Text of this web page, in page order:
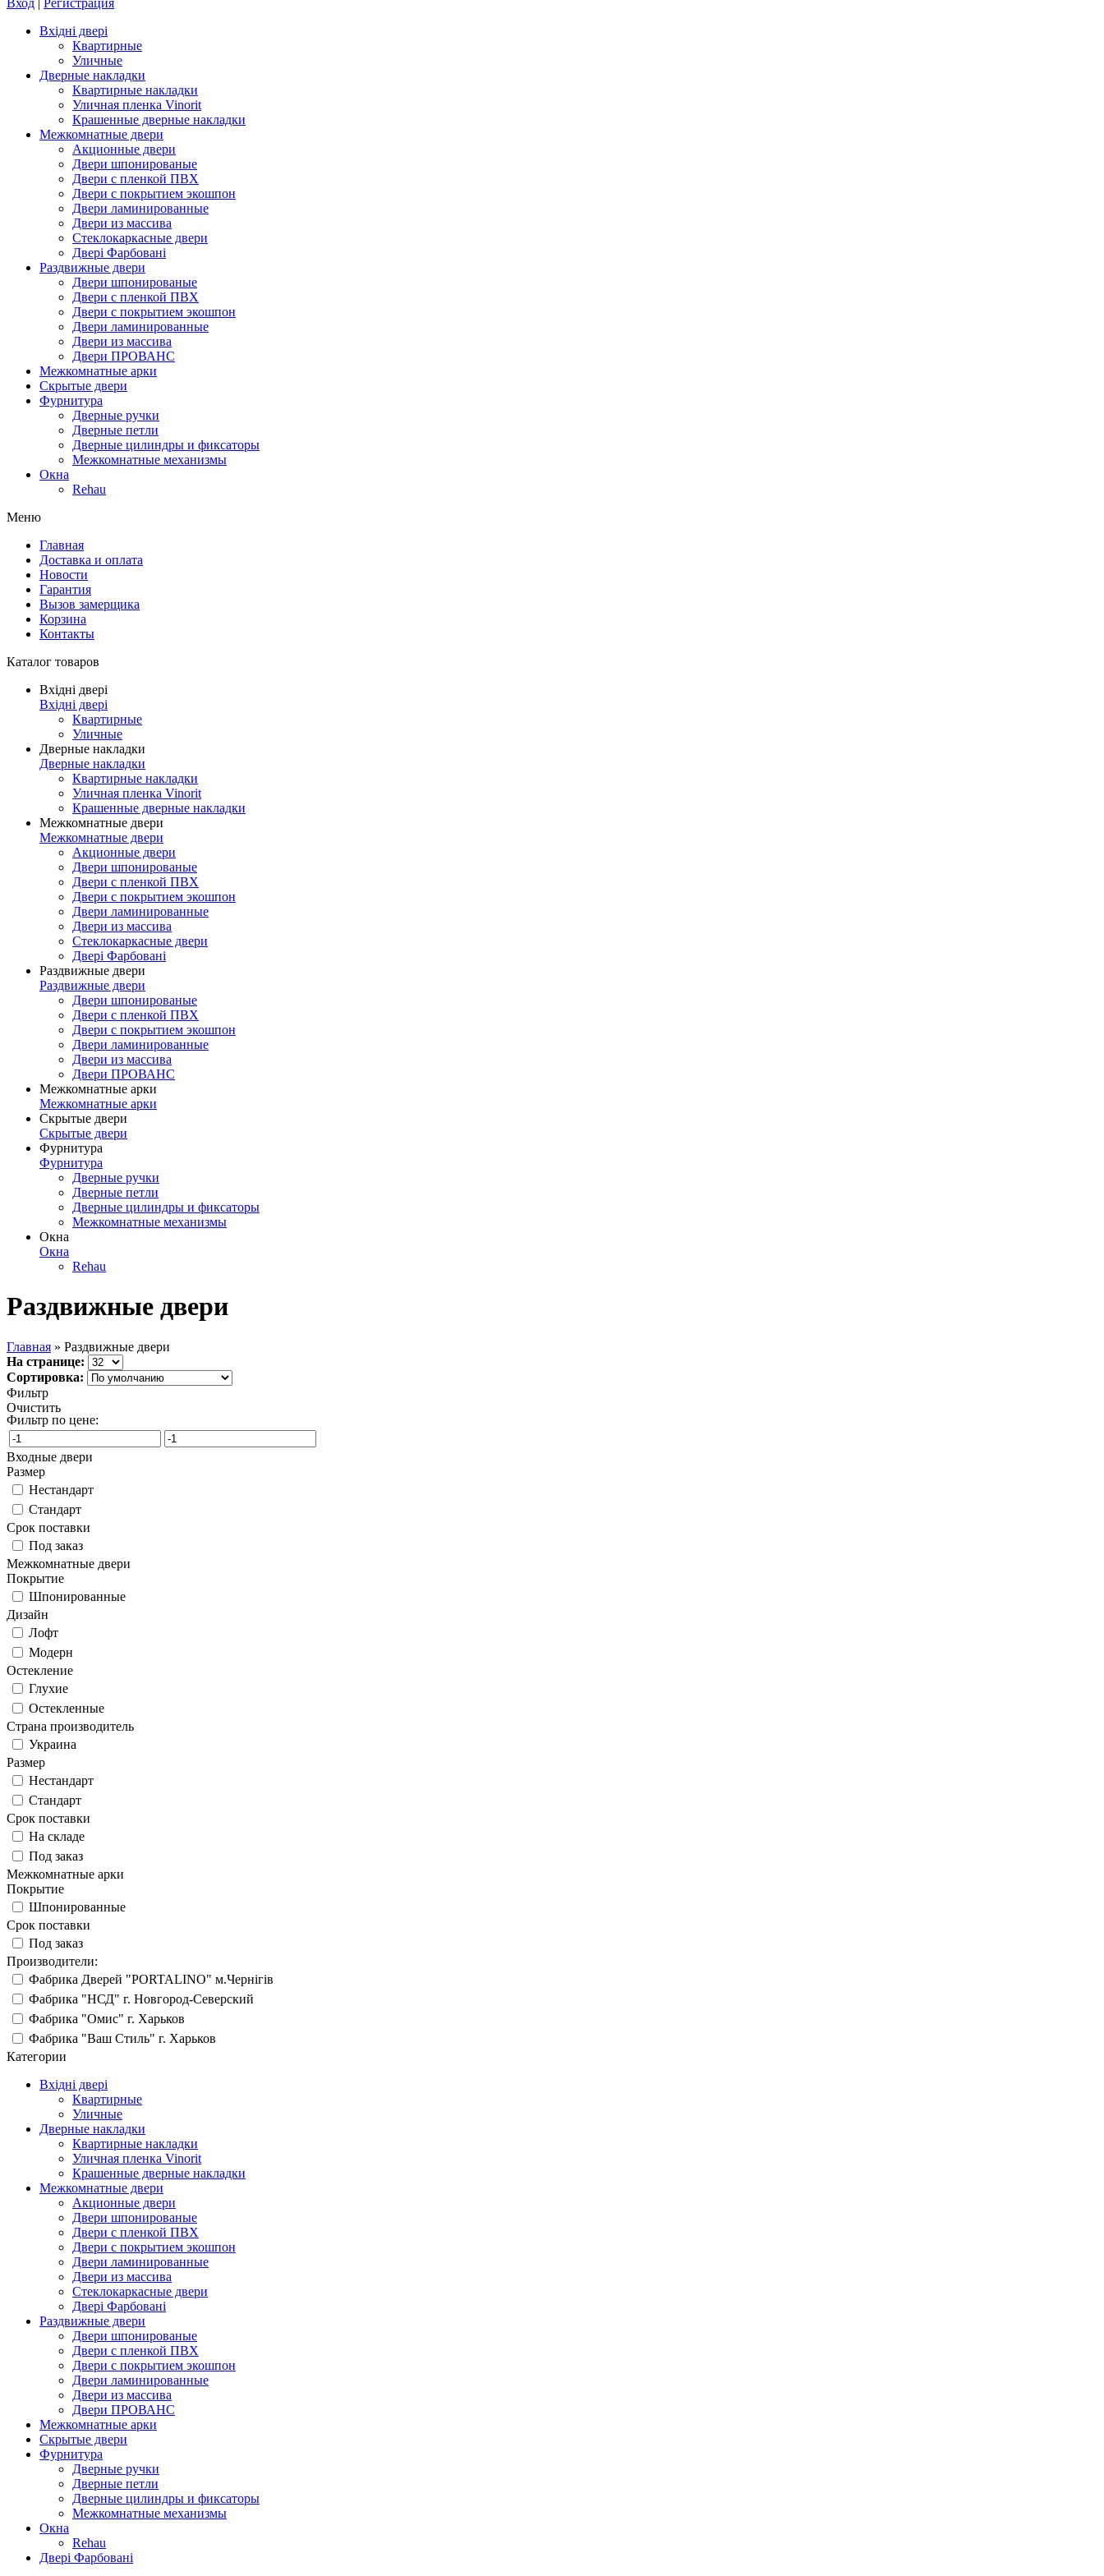
Вход
Регистрация
Вхідні двері
Квартирные
Уличные
Дверные накладки
Квартирные накладки
Уличная пленка Vinorit
Крашенные дверные накладки
Межкомнатные двери
Акционные двери
Двери шпонированые
Двери с пленкой ПВХ
Двери с покрытием экошпон
Двери ламинированные
Двери из массива
Стеклокаркасные двери
Двері Фарбовані
Раздвижные двери
Двери шпонированые
Двери с пленкой ПВХ
Двери с покрытием экошпон
Двери ламинированные
Двери из массива
Двери ПРОВАНС
Межкомнатные арки
Скрытые двери
Фурнитура
Дверные ручки
Дверные петли
Дверные цилиндры и фиксаторы
Межкомнатные механизмы
Окна
Rehau
Меню
Главная
Доставка и оплата
Новости
Гарантия
Вызов замерщика
Корзина
Контакты
Каталог товаров
Вхідні двері
Вхідні двері
Квартирные
Уличные
Дверные накладки
Дверные накладки
Квартирные накладки
Уличная пленка Vinorit
Крашенные дверные накладки
Межкомнатные двери
Межкомнатные двери
Акционные двери
Двери шпонированые
Двери с пленкой ПВХ
Двери с покрытием экошпон
Двери ламинированные
Двери из массива
Стеклокаркасные двери
Двері Фарбовані
Раздвижные двери
Раздвижные двери
Двери шпонированые
Двери с пленкой ПВХ
Двери с покрытием экошпон
Двери ламинированные
Двери из массива
Двери ПРОВАНС
Межкомнатные арки
Межкомнатные арки
Скрытые двери
Скрытые двери
Фурнитура
Фурнитура
Дверные ручки
Дверные петли
Дверные цилиндры и фиксаторы
Межкомнатные механизмы
Окна
Окна
Rehau
Раздвижные двери
Главная » Раздвижные двери
На странице:
Сортировка:
Фильтр
Очистить
Фильтр по цене:
Входные двери
Размер
Нестандарт
Стандарт
Срок поставки
Под заказ
Межкомнатные двери
Покрытие
Шпонированные
Дизайн
Лофт
Модерн
Остекление
Глухие
Остекленные
Страна производитель
Украина
Размер
Нестандарт
Стандарт
Срок поставки
На складе
Под заказ
Межкомнатные арки
Покрытие
Шпонированные
Срок поставки
Под заказ
Производители:
Фабрика Дверей "PORTALINO" м.Чернігів
Фабрика "НСД" г. Новгород-Северский
Фабрика "Омис" г. Харьков
Фабрика "Ваш Стиль" г. Харьков
Категории
Вхідні двері
Квартирные
Уличные
Дверные накладки
Квартирные накладки
Уличная пленка Vinorit
Крашенные дверные накладки
Межкомнатные двери
Акционные двери
Двери шпонированые
Двери с пленкой ПВХ
Двери с покрытием экошпон
Двери ламинированные
Двери из массива
Стеклокаркасные двери
Двері Фарбовані
Раздвижные двери
Двери шпонированые
Двери с пленкой ПВХ
Двери с покрытием экошпон
Двери ламинированные
Двери из массива
Двери ПРОВАНС
Межкомнатные арки
Скрытые двери
Фурнитура
Дверные ручки
Дверные петли
Дверные цилиндры и фиксаторы
Межкомнатные механизмы
Окна
Rehau
Двері Фарбовані